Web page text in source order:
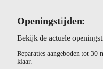
Openingstijden:
Bekijk de actuele
Reparaties aangeboden tot
klaar.